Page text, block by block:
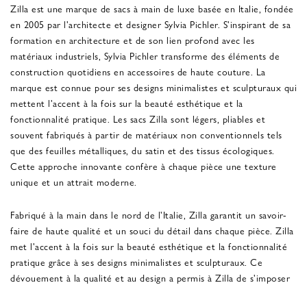
Zilla est une marque de sacs à main de luxe basée en Italie, fondée
en 2005 par l'architecte et designer Sylvia Pichler. S'inspirant de sa
formation en architecture et de son lien profond avec les
matériaux industriels, Sylvia Pichler transforme des éléments de
construction quotidiens en accessoires de haute couture. La
marque est connue pour ses designs minimalistes et sculpturaux qui
mettent l'accent à la fois sur la beauté esthétique et la
fonctionnalité pratique. Les sacs Zilla sont légers, pliables et
souvent fabriqués à partir de matériaux non conventionnels tels
que des feuilles métalliques, du satin et des tissus écologiques.
Cette approche innovante confère à chaque pièce une texture
unique et un attrait moderne.
Fabriqué à la main dans le nord de l'Italie, Zilla garantit un savoir-
faire de haute qualité et un souci du détail dans chaque pièce. Zilla
met l'accent à la fois sur la beauté esthétique et la fonctionnalité
pratique grâce à ses designs minimalistes et sculpturaux. Ce
dévouement à la qualité et au design a permis à Zilla de s'imposer